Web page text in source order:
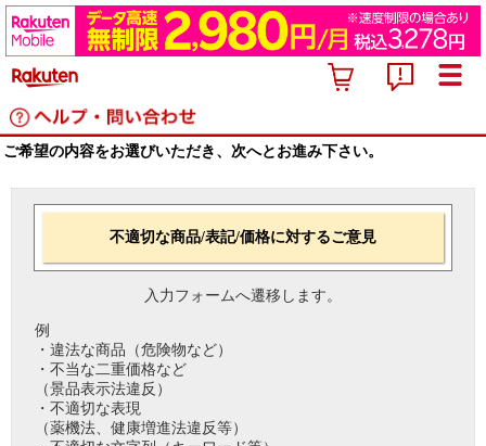
ご希望の内容をお選びいただき、次へとお進み下さい。
不適切な商品/表記/価格に対するご意見
入力フォームへ遷移します。
例
・違法な商品（危険物など）
・不当な二重価格など
（景品表示法違反）
・不適切な表現
（薬機法、健康増進法違反等）